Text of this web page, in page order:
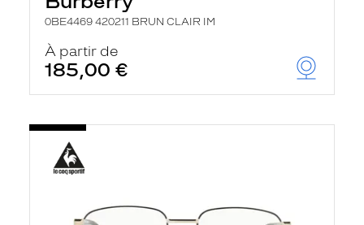
0BE4469 420211 BRUN CLAIR IM
À partir de
185,00 €